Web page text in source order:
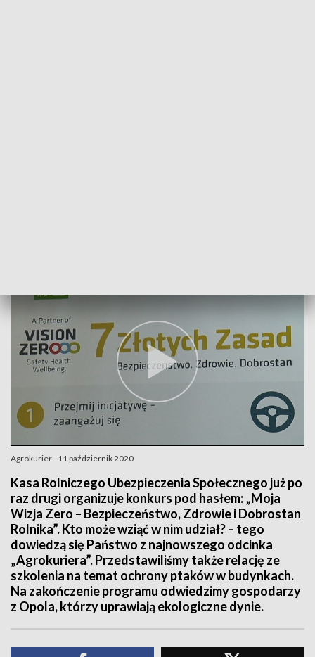
Agrokurier - 11 październik 2020
Kasa Rolniczego Ubezpieczenia Społecznego już po
raz drugi organizuje konkurs pod hasłem: „Moja
Wizja Zero – Bezpieczeństwo, Zdrowie i Dobrostan
Rolnika”. Kto może wziąć w nim udział? – tego
dowiedzą się Państwo z najnowszego odcinka
„Agrokuriera”. Przedstawiliśmy także relację ze
szkolenia na temat ochrony ptaków w budynkach.
Na zakończenie programu odwiedzimy gospodarzy
z Opola, którzy uprawiają ekologiczne dynie.